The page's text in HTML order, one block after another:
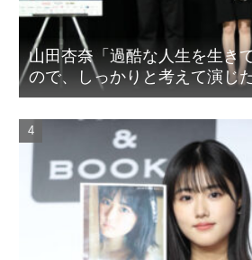
山田杏奈「過酷な人生を生き
ので、しっかりと考えて演じ
『山女』東京国際映画祭Q&A